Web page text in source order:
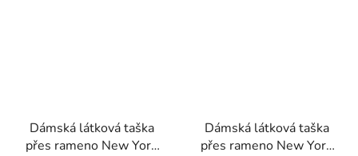
Dámská látková taška
přes rameno New York
Dámská látková taška
přes rameno New York